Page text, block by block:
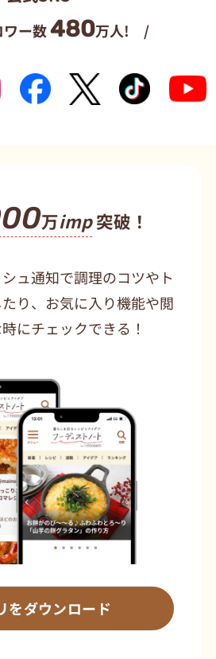
ー数480万人! /
万imp突破！
ュ通知で調理のコツやト
り、お気に入り機能や閲
にチェックできる！
をダウンロード